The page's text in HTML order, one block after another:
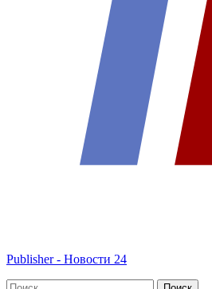
Publisher - Новости 24